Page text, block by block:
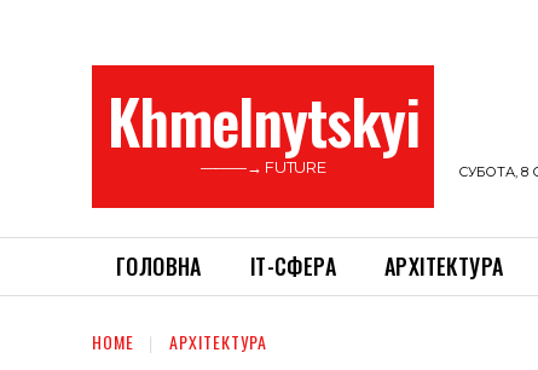
Khmelnytskyi
———→ FUTURE СУБОТА, 8
ГОЛОВНА ІТ-СФЕРА АРХІТЕКТУРА
HOME АРХІТЕКТУРА